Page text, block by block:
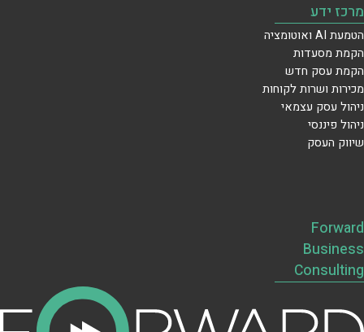
מרכז ידע
הטמעת AI ואוטומציה
הקמת מסעדות
הקמת עסק חדש
מכירות ושרות לקוחות
ניהול עסק עצמאי
ניהול פיננסי
שיווק העסק
Forward
Business
Consulting